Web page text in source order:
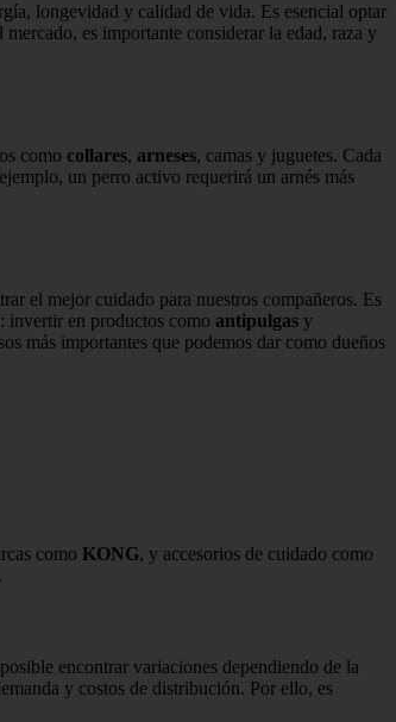
longevidad y calidad de vida. Es esencial optar
es importante considerar la edad, raza y
como collares, arneses, camas y juguetes. Cada
un perro activo requerirá un arnés más
el mejor cuidado para nuestros compañeros. Es
invertir en productos como antipulgas y
más importantes que podemos dar como dueños
como KONG, y accesorios de cuidado como
encontrar variaciones dependiendo de la
y costos de distribución. Por ello, es